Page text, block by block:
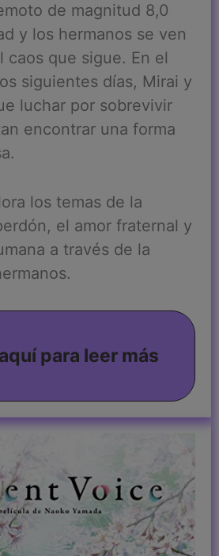
de magnitud 8,0
y los hermanos se ven
caos que sigue. En el
siguientes días, Mirai y
luchar por sobrevivir
encontrar una forma
los temas de la
el amor fraternal y
a través de la
para leer más